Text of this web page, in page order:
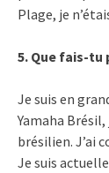
Plage, je
5. Que fais-tu
Je suis en
Yamaha
brésilien. J’ai
Je suis